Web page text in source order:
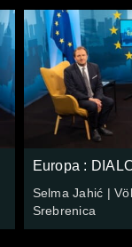
Europa :
Selma Jahić |
Srebrenica